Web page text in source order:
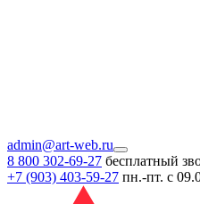
admin@art-web.ru
8 800 302-69-27 бесплатный
+7 (903) 403-59-27 пн.-пт. с